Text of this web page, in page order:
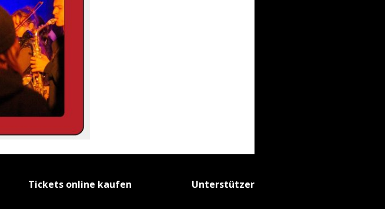
Tickets online kaufen Unterstützer